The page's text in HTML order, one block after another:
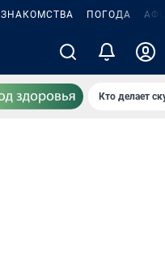
ЗНАКОМСТВА ПОГОДА
Кто делает